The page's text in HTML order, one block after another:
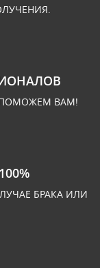
ВАМ!
БРАКА ИЛИ